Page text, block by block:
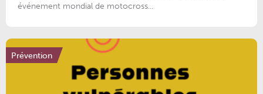
événement mondial de motocross...
Prévention